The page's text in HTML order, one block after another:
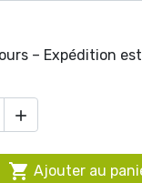
– Expédition

 Ajouter au